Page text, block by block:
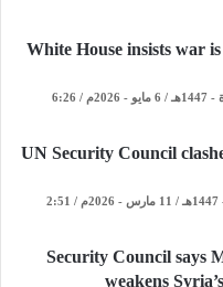
White House insists war
الأربعاء - 19 ذو القعدة - 1447هـ / 6 مايو - 2026م / 6:26
UN Security Council
الأربعاء - 22 رمضان - 1447هـ / 11 مارس - 2026م / 2:51
Security Council says
weakens